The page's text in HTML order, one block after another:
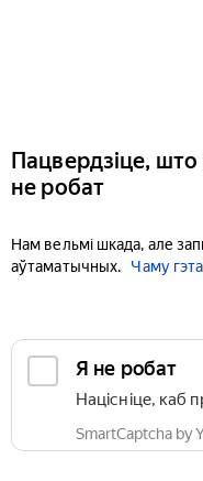
Пацвердзіце, што
не робат
Нам вельмі шкада, але
аўтаматычных.
Чаму
Я не робат
Націсніце, каб
SmartCaptcha by